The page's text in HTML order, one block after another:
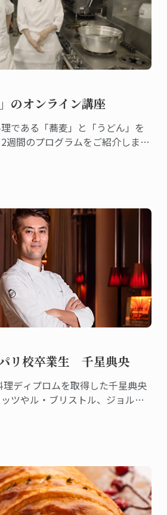
のオンライン講座
である「蕎麦」と「うどん」を
週間のプログラムをご紹介しま
リ校卒業生 千星典央
ディプロムを取得した千星典央
ツやル・ブリストル、ジョルジ
チホテル＆リゾートのエグゼク